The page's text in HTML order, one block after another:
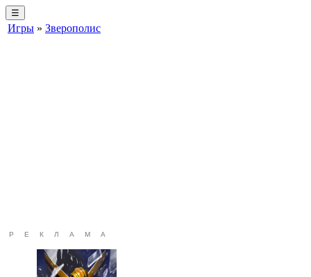
☰
Игры » Зверополис
РЕКЛАМА